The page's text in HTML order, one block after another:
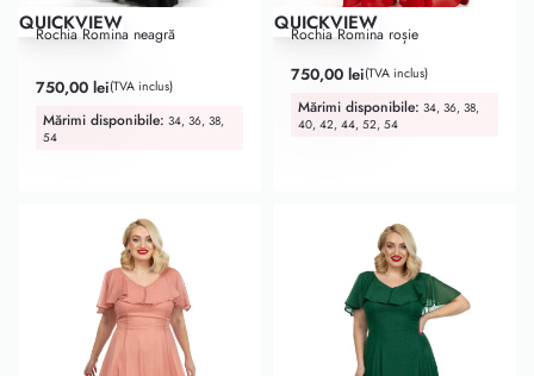
QUICKVIEW
Rochia Romina neagră
Evaluat la 5.00din 5
750,00 lei(TVA inclus)
Mărimi disponibile: 34, 36, 38,
54
QUICKVIEW
Rochia Romina roșie
750,00 lei(TVA inclus)
Mărimi disponibile: 34, 36, 38,
40, 42, 44, 52, 54